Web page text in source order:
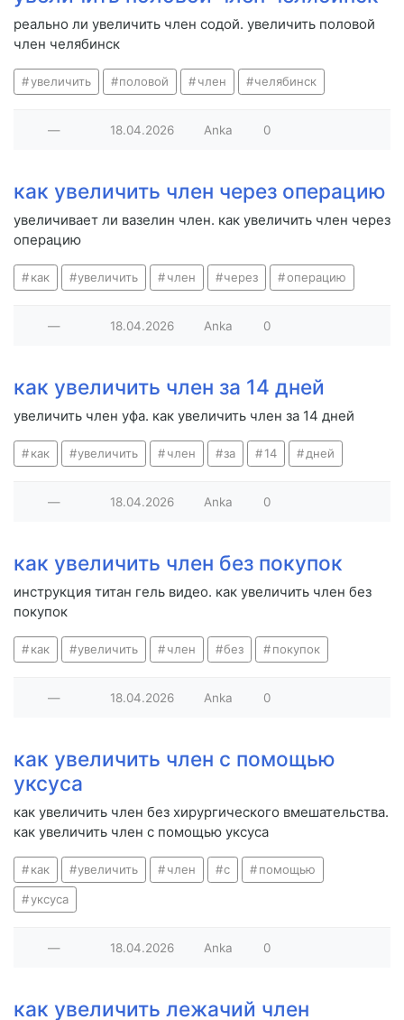
реально ли увеличить член содой. увеличить половой
член челябинск
увеличить половой член челябинск
— 18.04.2026 Anka 0
как увеличить член через операцию
увеличивает ли вазелин член. как увеличить член через
операцию
как увеличить член через операцию
— 18.04.2026 Anka 0
как увеличить член за 14 дней
увеличить член уфа. как увеличить член за 14 дней
как увеличить член за 14 дней
— 18.04.2026 Anka 0
как увеличить член без покупок
инструкция титан гель видео. как увеличить член без
покупок
как увеличить член без покупок
— 18.04.2026 Anka 0
как увеличить член с помощью
уксуса
как увеличить член без хирургического вмешательства.
как увеличить член с помощью уксуса
как увеличить член с помощью
уксуса
— 18.04.2026 Anka 0
как увеличить лежачий член